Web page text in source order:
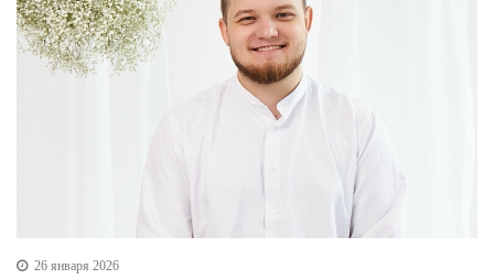
26 января 2026